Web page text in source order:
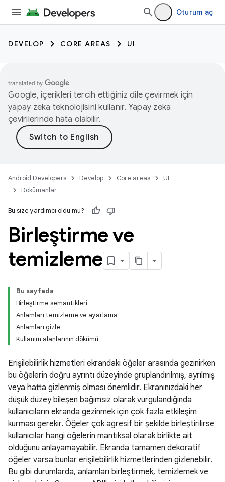
Oturum aç
DEVELOP CORE AREAS UI
Google, içerikleri tercih ettiğiniz dile çevirmek için
yapay zeka teknolojisini kullanır. Yapay zeka
çevirilerinde hata olabilir.
Android Developers Develop Core areas
UI
Dokümanlar
Bu size yardımcı oldu mu?
Birleştirme ve
temizleme
Bu sayfada
Birleştirme semantikleri
Anlamları temizleme ve ayarlama
Anlamları gizle
Kullanım alanlarının dökümü
Erişilebilirlik hizmetleri ekrandaki öğeler arasında gezinirken
bu öğelerin doğru ayrıntı düzeyinde gruplandırılmış, ayrılmış
veya hatta gizlenmiş olması önemlidir. Ekranınızdaki her
düşük düzey bileşen bağımsız olarak vurgulandığında
kullanıcıların ekranda gezinmek için çok fazla etkileşim
kurması gerekir. Öğeler çok agresif bir şekilde birleştirilirse
kullanıcılar hangi öğelerin mantıksal olarak birlikte ait
olduğunu anlayamayabilir. Ekranda tamamen dekoratif
öğeler varsa bunlar erişilebilirlik hizmetlerinden gizlenebilir.
Bu gibi durumlarda, anlamları birleştirmek, temizlemek ve